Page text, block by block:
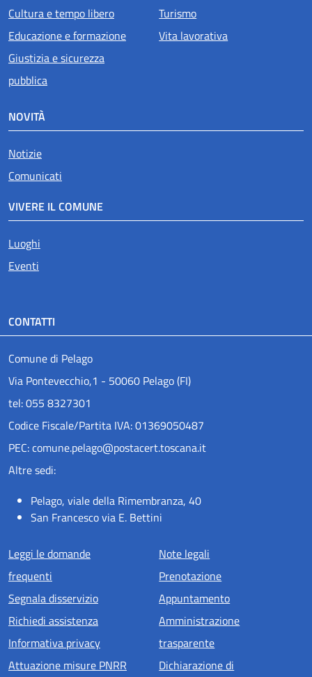
Cultura e tempo libero
Educazione e formazione
Giustizia e sicurezza
pubblica
Turismo
Vita lavorativa
NOVITÀ
Notizie
Comunicati
VIVERE IL COMUNE
Luoghi
Eventi
CONTATTI
Comune di Pelago
Via Pontevecchio,1 - 50060 Pelago (FI)
tel: 055 8327301
Codice Fiscale/Partita IVA: 01369050487
PEC: comune.pelago@postacert.toscana.it
Altre sedi:
Pelago, viale della Rimembranza, 40
San Francesco via E. Bettini
Menu piè di pagina
Leggi le domande
frequenti
Segnala disservizio
Richiedi assistenza
Informativa privacy
Attuazione misure PNRR
Note legali
Prenotazione
Appuntamento
Amministrazione
trasparente
Dichiarazione di